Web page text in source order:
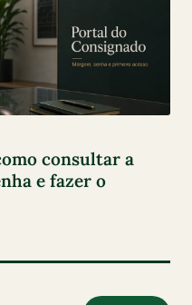
consultar a
e fazer o